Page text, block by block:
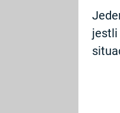
jestli